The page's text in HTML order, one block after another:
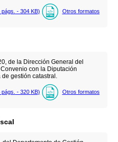
págs. - 304 KB) Otros formatos
de la Dirección General del
con la Diputación
gestión catastral.
págs. - 320 KB) Otros formatos